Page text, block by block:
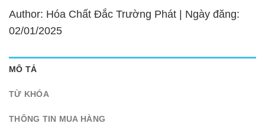
Author: Hóa Chất Đắc Trường Phát | Ngày đăng:
02/01/2025
MÔ TẢ
TỪ KHÓA
THÔNG TIN MUA HÀNG